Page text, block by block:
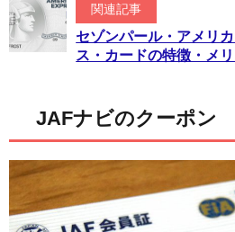
関連記事
セゾンパール・アメリ
ス・カードの特徴・メ
JAFナビのクーポン